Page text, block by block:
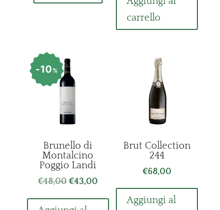
carrello
10%
Brunello di
Montalcino
Poggio Landi
€48,00Il
originale
€43,00
Brut Collection
244
€68,00
Aggiungi al